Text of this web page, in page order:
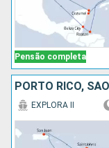
Pensão completa
EXPLORA II